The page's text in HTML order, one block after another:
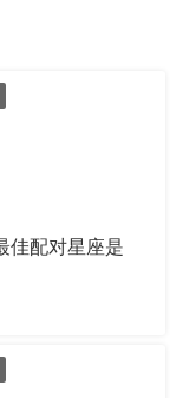
佳配对星座是